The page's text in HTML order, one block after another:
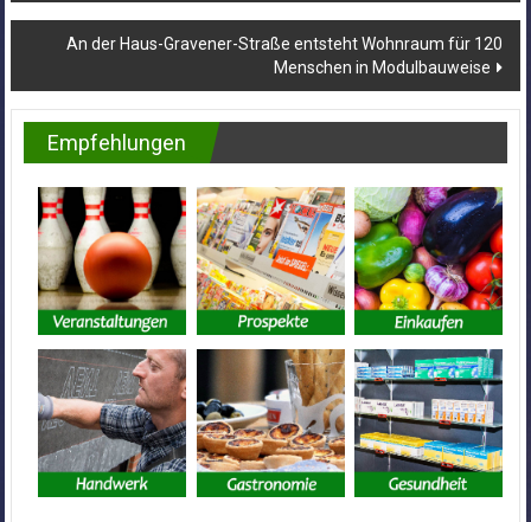
An der Haus-Gravener-Straße entsteht Wohnraum für 120
Menschen in Modulbauweise
Empfehlungen